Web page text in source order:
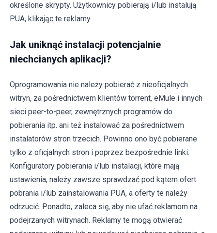
określone skrypty. Użytkownicy pobierają i/lub instalują
PUA, klikając te reklamy.
Jak uniknąć instalacji potencjalnie
niechcianych aplikacji?
Oprogramowania nie należy pobierać z nieoficjalnych
witryn, za pośrednictwem klientów torrent, eMule i innych
sieci peer-to-peer, zewnętrznych programów do
pobierania itp. ani też instalować za pośrednictwem
instalatorów stron trzecich. Powinno ono być pobierane
tylko z oficjalnych stron i poprzez bezpośrednie linki.
Konfiguratory pobierania i/lub instalacji, które mają
ustawienia, należy zawsze sprawdzać pod kątem ofert
pobrania i/lub zainstalowania PUA, a oferty te należy
odrzucić. Ponadto, zaleca się, aby nie ufać reklamom na
podejrzanych witrynach. Reklamy te mogą otwierać